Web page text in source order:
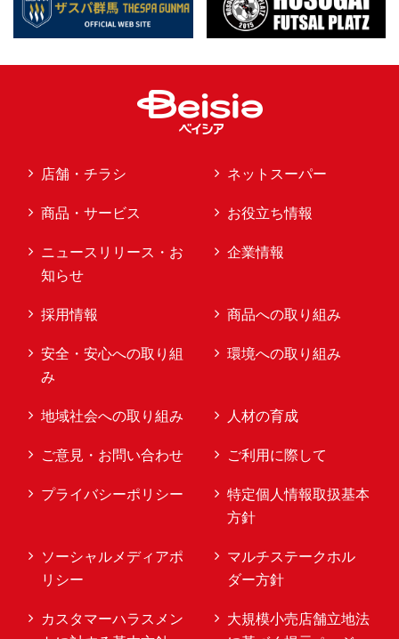
店舗・チラシ ネットスーパー
商品・サービス お役立ち情報
ニュースリリース・お
知らせ
企業情報
採用情報 商品への取り組み
安全・安心への取り組
み
環境への取り組み
地域社会への取り組み 人材の育成
ご意見・お問い合わせ ご利用に際して
プライバシーポリシー
特定個人情報取扱基本
方針
ソーシャルメディアポ
リシー
マルチステークホル
ダー方針
カスタマーハラスメン
大規模小売店舗立地法